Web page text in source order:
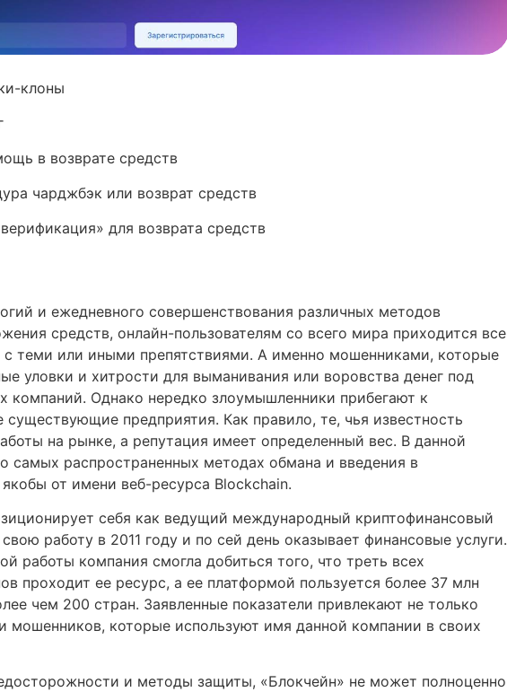
клоны
в возврате средств
чарджбэк или возврат средств
для возврата средств
и ежедневного совершенствования различных методов
средств, онлайн-пользователям со всего мира приходится все
с теми или иными препятствиями. А именно мошенниками, которые
уловки и хитрости для выманивания или воровства денег под
Однако нередко злоумышленники прибегают к
предприятия. Как правило, те, чья известность
на рынке, а репутация имеет определенный вес. В данной
самых распространенных методах обмана и введения в
от имени веб-ресурса Blockchain.
себя как ведущий международный криптофинансовый
работу в 2011 году и по сей день оказывает финансовые услуги.
работы компания смогла добиться того, что треть всех
проходит ее ресурс, а ее платформой пользуется более 37 млн
чем 200 стран. Заявленные показатели привлекают не только
мошенников, которые используют имя данной компании в своих
и методы защиты, «Блокчейн» не может полноценно